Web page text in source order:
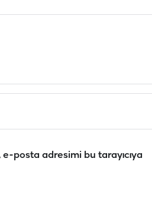
e-posta adresimi bu tarayıcıya